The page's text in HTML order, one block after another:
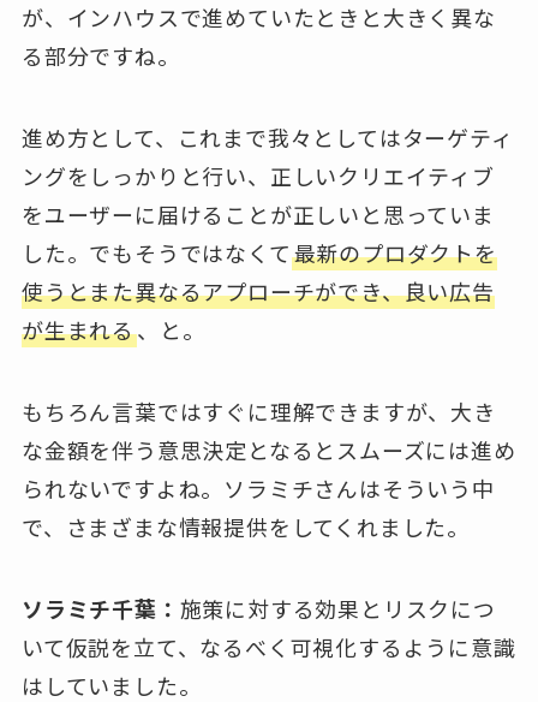
が、インハウスで進めていたときと大きく異な
る部分ですね。
進め方として、これまで我々としてはターゲティ
ングをしっかりと行い、正しいクリエイティブ
をユーザーに届けることが正しいと思っていま
した。でもそうではなくて最新のプロダクトを
使うとまた異なるアプローチができ、良い広告
が生まれる、と。
もちろん言葉ではすぐに理解できますが、大き
な金額を伴う意思決定となるとスムーズには進め
られないですよね。ソラミチさんはそういう中
で、さまざまな情報提供をしてくれました。
ソラミチ千葉： 施策に対する効果とリスクにつ
いて仮説を立て、なるべく可視化するように意識
はしていました。